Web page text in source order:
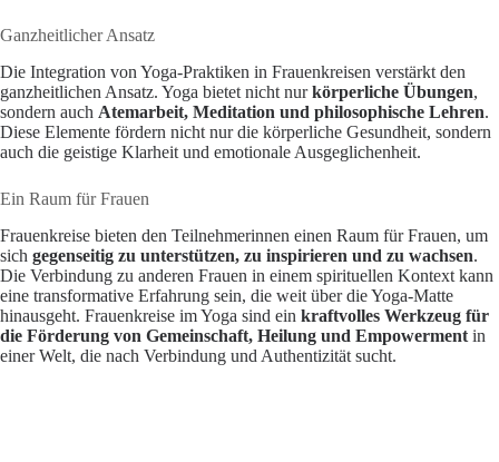
Ganzheitlicher Ansatz
Die Integration von Yoga-Praktiken in Frauenkreisen verstärkt den
ganzheitlichen Ansatz. Yoga bietet nicht nurkörperliche Übungen,
sondern auch Atemarbeit, Meditation und philosophische Lehren.
Diese Elemente fördern nicht nur die körperliche Gesundheit, sondern
auch die geistige Klarheit und emotionale Ausgeglichenheit.
Ein Raum für Frauen
Frauenkreise bieten den Teilnehmerinnen einen Raum für Frauen, um
sich gegenseitig zu unterstützen, zu inspirieren und zu wachsen.
Die Verbindung zu anderen Frauen in einem spirituellen Kontext kann
eine transformative Erfahrung sein, die weit über die Yoga-Matte
hinausgeht. Frauenkreise im Yoga sind ein kraftvolles Werkzeug für
die Förderung von Gemeinschaft, Heilung und Empowerment in
einer Welt, die nach Verbindung und Authentizität sucht.